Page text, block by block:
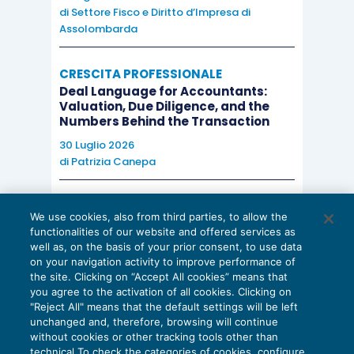
di Settore Fisco e Diritto d’Impresa di
Assolombarda
CRESCITA PROFESSIONALE
Deal Language for Accountants:
Valuation, Due Diligence, and the
Numbers Behind the Transaction
30 Luglio 2026
di Patrizia Canepa
EU AI Act e studi professionali: le
scadenze concrete
27 Luglio 2026
di Diego BarberieStefano Dovier
We use cookies, also from third parties, to allow the
functionalities of our website and offered services as
well as, on the basis of your prior consent, to use data
on your navigation activity to improve performance of
the site. Clicking on “Accept All cookies” means that
you agree to the activation of all cookies. Clicking on
"Reject All" means that the default settings will be left
unchanged and, therefore, browsing will continue
without cookies or other tracking tools other than